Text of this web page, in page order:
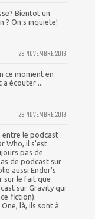
Bientot un
? On s inquiete!
28 NOVEMBRE 2013
ce moment en
écouter ...
28 NOVEMBRE 2013
entre le podcast
Who, il s'est
pas de
de podcast sur
aussi Ender's
sur le fait que
sur Gravity qui
fiction).
là, ils sont à